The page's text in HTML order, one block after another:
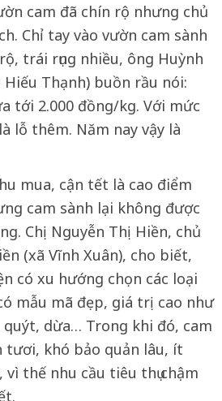
cam đã chín rộ nhưng chủ
Chỉ tay vào vườn cam sành
trái rụng nhiều, ông Huỳnh
Hiếu Thạnh) buồn rầu nói:
tới 2.000 đồng/kg. Với mức
lỗ thêm. Năm nay vậy là
mua, cận tết là cao điểm
cam sành lại không được
Chị Nguyễn Thị Hiền, chủ
(xã Vĩnh Xuân), cho biết,
có xu hướng chọn các loại
mẫu mã đẹp, giá trị cao như
dừa… Trong khi đó, cam
tươi, khó bảo quản lâu, ít
thế nhu cầu tiêu thụ chậm